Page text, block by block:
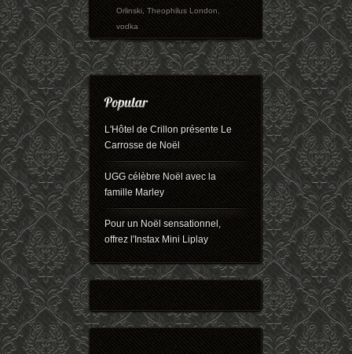
Orlinski,Theophilus London,
vodka
L'Hôtel de Crillon présente Le
Carrosse de Noël
UGG célèbre Noël avec la
famille Marley
Pour un Noël sensationnel,
offrez l'Instax Mini Liplay